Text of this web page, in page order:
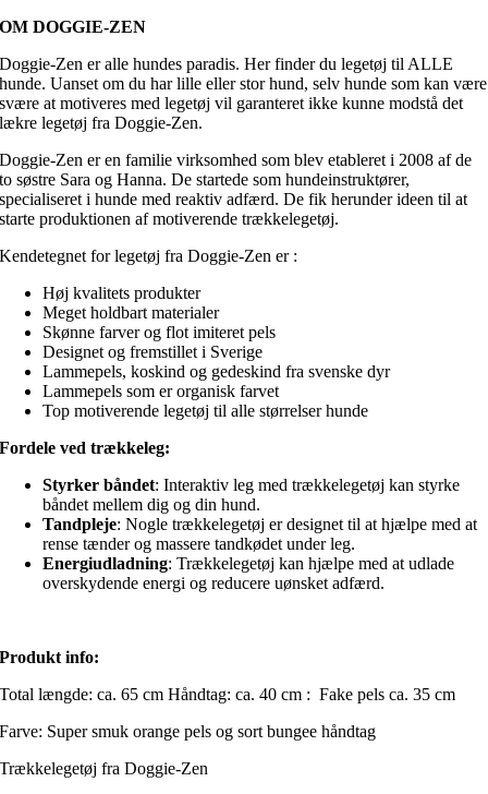
OM DOGGIE-ZEN
Doggie-Zen er alle hundes paradis. Her finder du legetøj til ALLE
hunde. Uanset om du har lille eller stor hund, selv hunde som kan være
svære at motiveres med legetøj vil garanteret ikke kunne modstå det
lækre legetøj fra Doggie-Zen.
Doggie-Zen er en familie virksomhed som blev etableret i 2008 af de
to søstre Sara og Hanna. De startede som hundeinstruktører,
specialiseret i hunde med reaktiv adfærd. De fik herunder ideen til at
starte produktionen af motiverende trækkelegetøj.
Kendetegnet for legetøj fra Doggie-Zen er :
Høj kvalitets produkter
Meget holdbart materialer
Skønne farver og flot imiteret pels
Designet og fremstillet i Sverige
Lammepels, koskind og gedeskind fra svenske dyr
Lammepels som er organisk farvet
Top motiverende legetøj til alle størrelser hunde
Fordele ved trækkeleg:
Styrker båndet: Interaktiv leg med trækkelegetøj kan styrke
båndet mellem dig og din hund.
Tandpleje: Nogle trækkelegetøj er designet til at hjælpe med at
rense tænder og massere tandkødet under leg.
Energiudladning: Trækkelegetøj kan hjælpe med at udlade
overskydende energi og reducere uønsket adfærd.
Produkt info:
Total længde: ca. 65 cm Håndtag: ca. 40 cm : Fake pels ca. 35 cm
Farve: Super smuk orange pels og sort bungee håndtag
Trækkelegetøj fra Doggie-Zen